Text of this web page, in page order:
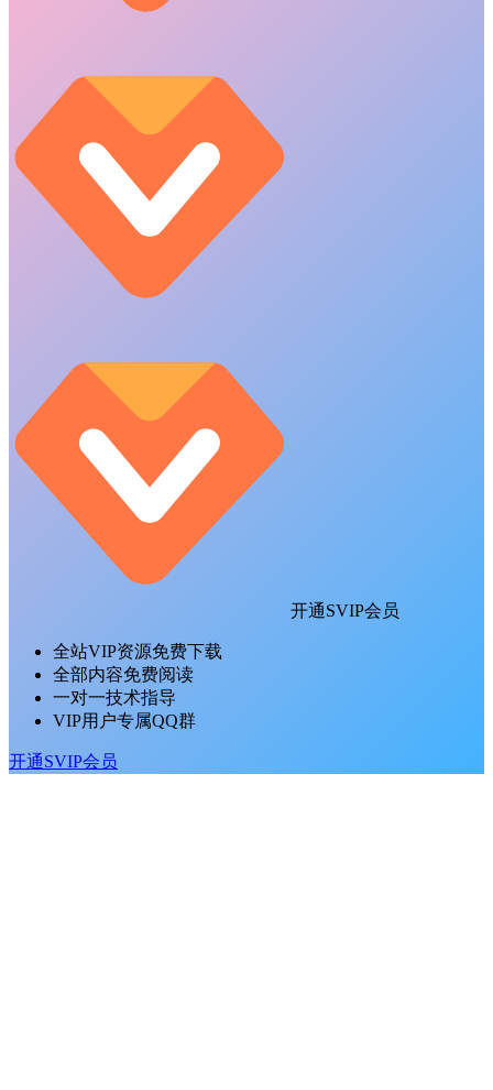
开通SVIP会员
全站VIP资源免费下载
全部内容免费阅读
一对一技术指导
VIP用户专属QQ群
开通SVIP会员